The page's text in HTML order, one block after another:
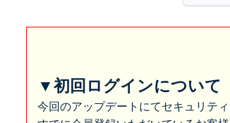
▼初回ログインについて
今回のアップデートにてセキュリテ